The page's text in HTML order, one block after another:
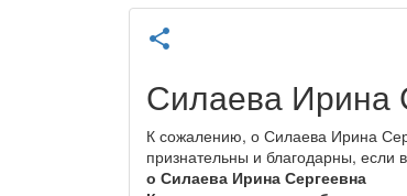
share
Силаева Ирина
К сожалению, о Силаева Ирина
признательны и благодарны,
о Силаева Ирина Сергеевна